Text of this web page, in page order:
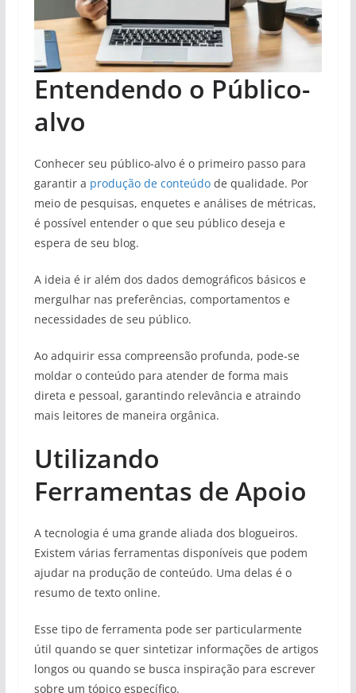
Entendendo o Público-
alvo
Conhecer seu público-alvo é o primeiro passo para
garantir a produção de conteúdode qualidade. Por
meio de pesquisas, enquetes e análises de métricas,
é possível entender o que seu público deseja e
espera de seu blog.
A ideia é ir além dos dados demográficos básicos e
mergulhar nas preferências, comportamentos e
necessidades de seu público.
Ao adquirir essa compreensão profunda, pode-se
moldar o conteúdo para atender de forma mais
direta e pessoal, garantindo relevância e atraindo
mais leitores de maneira orgânica.
Utilizando
Ferramentas de Apoio
A tecnologia é uma grande aliada dos blogueiros.
Existem várias ferramentas disponíveis que podem
ajudar na produção de conteúdo. Uma delas é o
resumo de texto online.
Esse tipo de ferramenta pode ser particularmente
útil quando se quer sintetizar informações de artigos
longos ou quando se busca inspiração para escrever
sobre um tópico específico.